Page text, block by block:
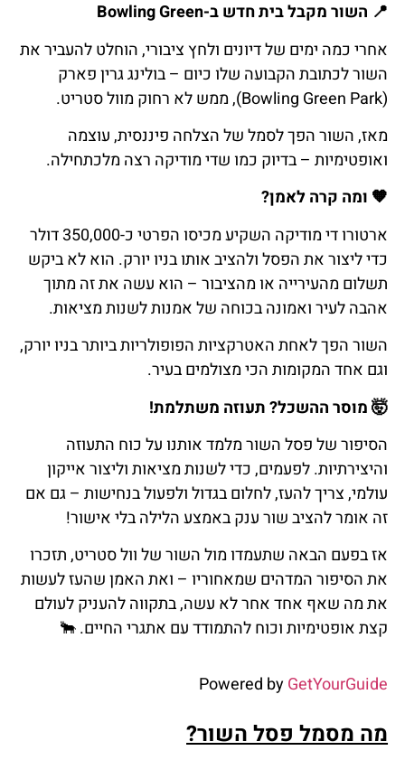
📍 השורמקבלביתחדשב-Bowling Green
אחרי כמה ימים של דיונים ולחץ ציבורי, הוחלט להעביר את
השור לכתובת הקבועה שלו כיום – בולינג גרין פארק
(Bowling Green Park), ממש לא רחוק מוול סטריט.
מאז, השור הפך לסמל של הצלחה פיננסית, עוצמה
ואופטימיות – בדיוק כמו שדי מודיקה רצה מלכתחילה.
🧡 ומה קרהלאמן?
ארטורו די מודיקה השקיע מכיסו הפרטי כ-350,000 דולר
כדי ליצור את הפסל ולהציב אותו בניו יורק. הוא לא ביקש
תשלום מהעירייה או מהציבור – הוא עשה את זה מתוך
אהבה לעיר ואמונה בכוחה של אמנות לשנות מציאות.
השור הפך לאחת האטרקציות הפופולריות ביותר בניו יורק,
וגם אחד המקומות הכי מצולמים בעיר.
🤯מוסרההשכל?תעוזה משתלמת!
הסיפור של פסל השור מלמד אותנו על כוח התעוזה
והיצירתיות. לפעמים, כדי לשנות מציאות וליצור אייקון
עולמי, צריך להעז, לחלום בגדול ולפעול בנחישות – גם אם
זה אומר להציב שור ענק באמצע הלילה בלי אישור!
אז בפעם הבאה שתעמדו מול השור של וול סטריט, תזכרו
את הסיפור המדהים שמאחוריו – ואת האמן שהעז לעשות
את מה שאף אחד אחר לא עשה, בתקווה להעניק לעולם
קצת אופטימיות וכוח להתמודד עם אתגרי החיים.🐂
Powered byGetYourGuide
מה מסמל פסל השור?